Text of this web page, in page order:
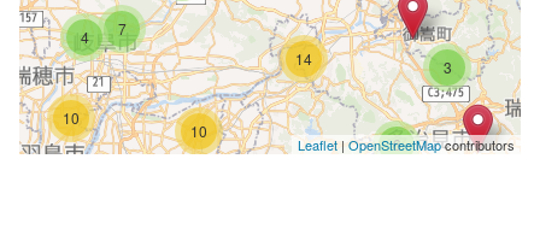
3
6
10
10
7
4
14
Leaflet |OpenStreetMapcontributors